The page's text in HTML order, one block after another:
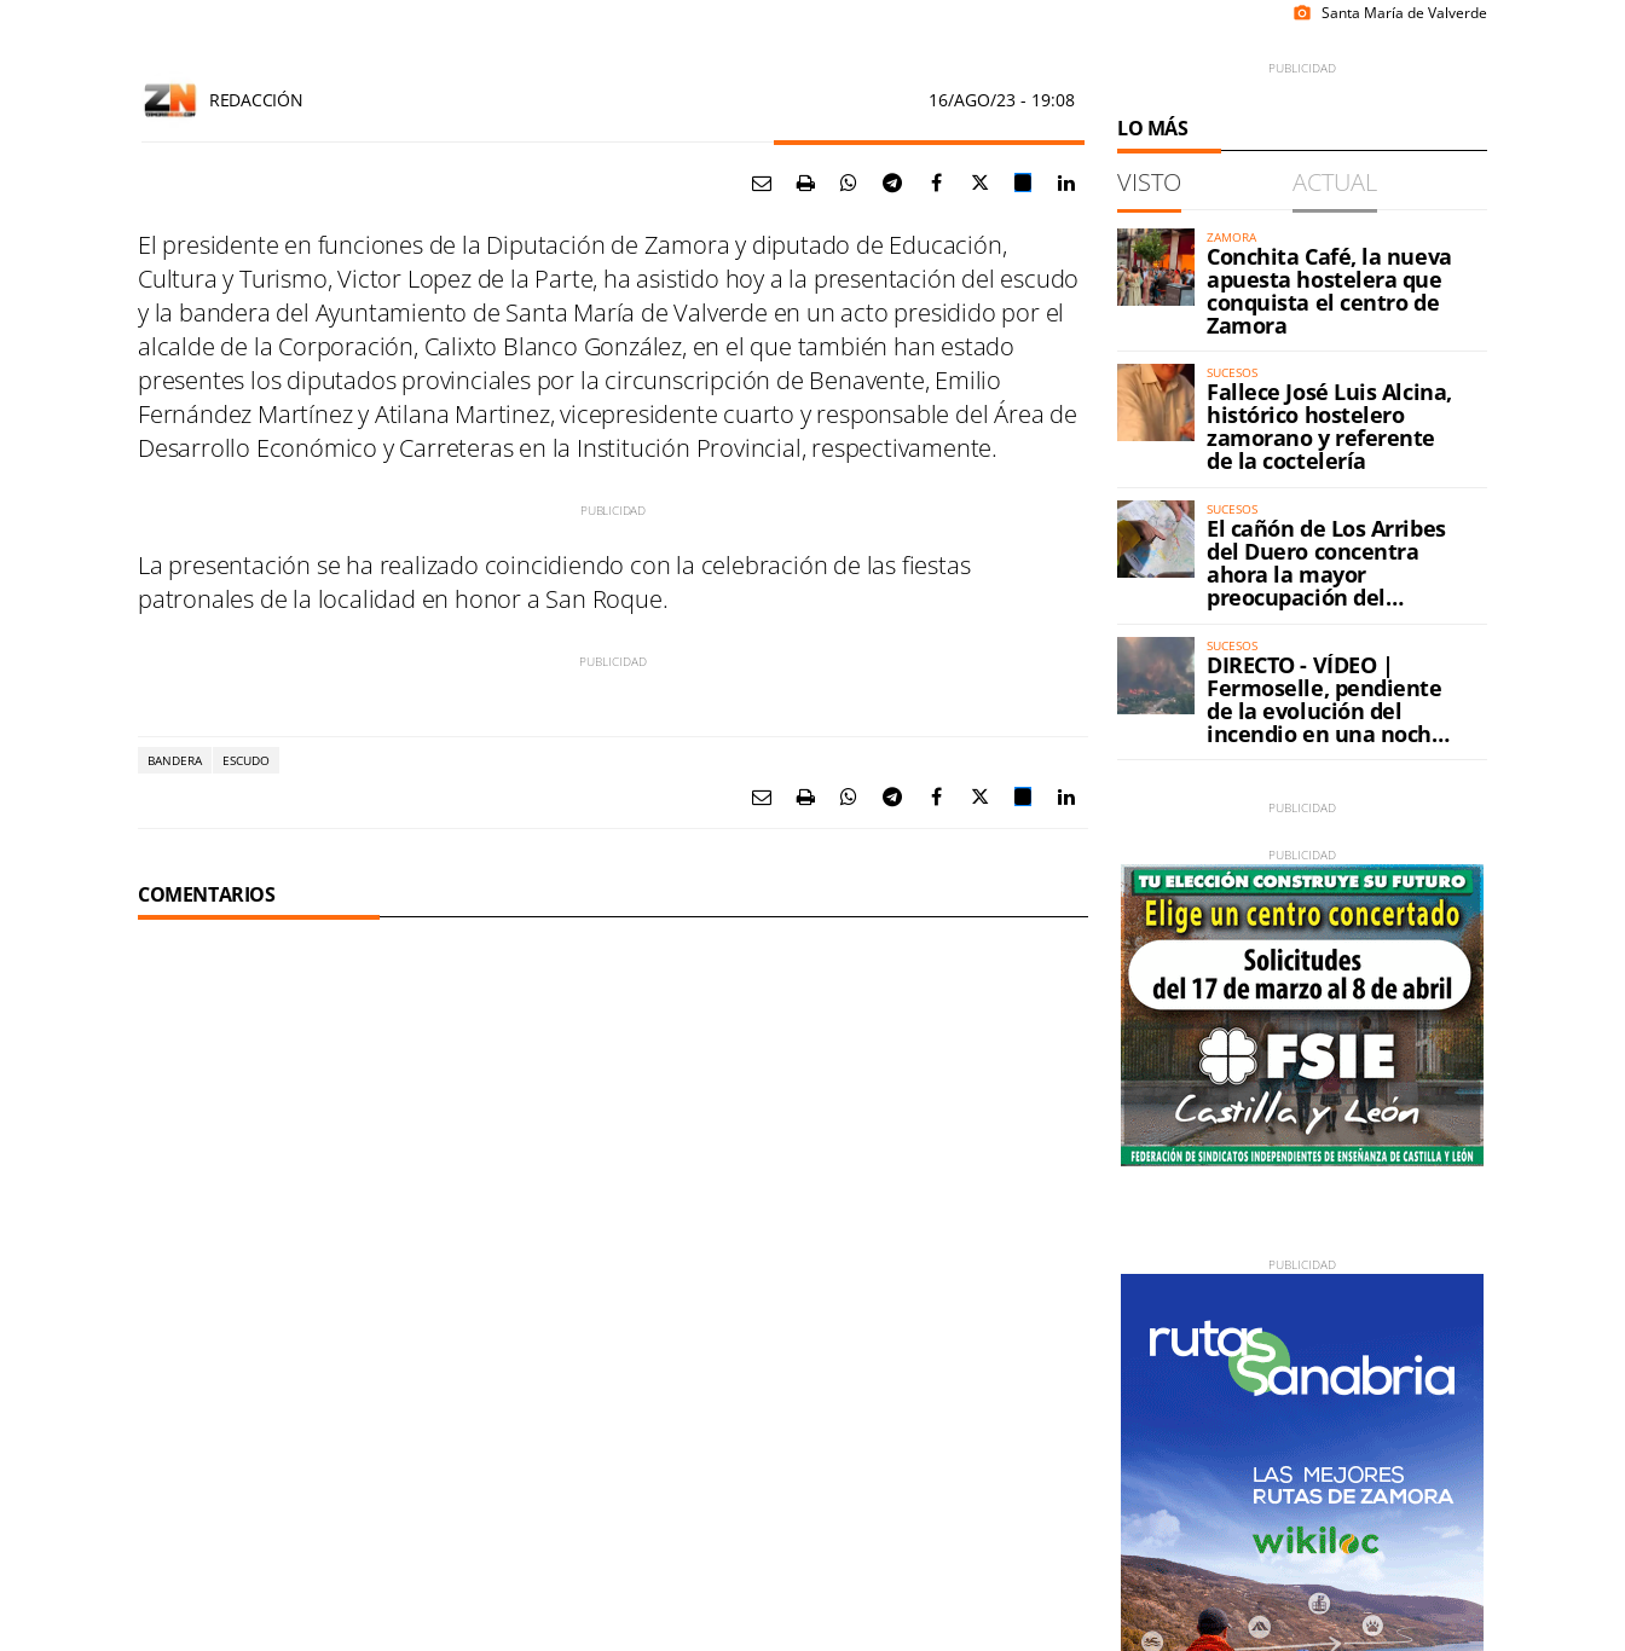
photo_camera Santa María de Valverde
REDACCIÓN 16/AGO/23 - 19:08
El presidente en funciones de la Diputación de Zamora y diputado de Educación,
Cultura y Turismo, Victor Lopez de la Parte, ha asistido hoy a la presentación del escudo
y la bandera del Ayuntamiento de Santa María de Valverde en un acto presidido por el
alcalde de la Corporación, Calixto Blanco González, en el que también han estado
presentes los diputados provinciales por la circunscripción de Benavente, Emilio
Fernández Martínez y Atilana Martinez, vicepresidente cuarto y responsable del Área de
Desarrollo Económico y Carreteras en la Institución Provincial, respectivamente.
La presentación se ha realizado coincidiendo con la celebración de las fiestas
patronales de la localidad en honor a San Roque.
BANDERA ESCUDO
COMENTARIOS
LO MÁS
VISTO ACTUAL
ZAMORA
Conchita Café, la nueva
apuesta hostelera que
conquista el centro de
Zamora
SUCESOS
Fallece José Luis Alcina,
histórico hostelero
zamorano y referente
de la coctelería
SUCESOS
El cañón de Los Arribes
del Duero concentra
ahora la mayor
preocupación del
incendio
SUCESOS
DIRECTO - VÍDEO |
Fermoselle, pendiente
de la evolución del
incendio en una noche